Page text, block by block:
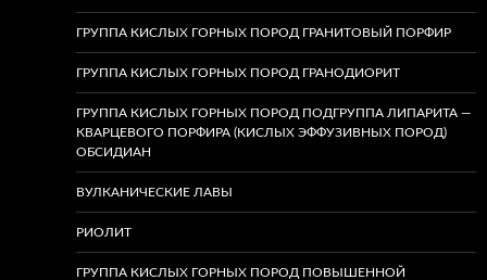
ГРУППА КИСЛЫХ ГОРНЫХ ПОРОД ГРАНИТОВЫЙ ПОРФИР
ГРУППА КИСЛЫХ ГОРНЫХ ПОРОД ГРАНОДИОРИТ
ГРУППА КИСЛЫХ ГОРНЫХ ПОРОД ПОДГРУППА ЛИПАРИТА —
КВАРЦЕВОГО ПОРФИРА (КИСЛЫХ ЭФФУЗИВНЫХ ПОРОД)
ОБСИДИАН
ВУЛКАНИЧЕСКИЕ ЛАВЫ
РИОЛИТ
ГРУППА КИСЛЫХ ГОРНЫХ ПОРОД ПОВЫШЕННОЙ